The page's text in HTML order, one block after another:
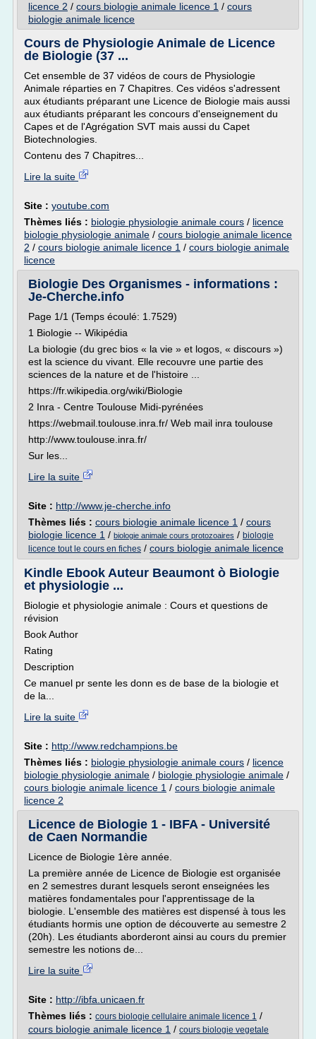
licence 2 / cours biologie animale licence 1 / cours
biologie animale licence
Cours de Physiologie Animale de Licence
de Biologie (37 ...
Cet ensemble de 37 vidéos de cours de Physiologie
Animale réparties en 7 Chapitres. Ces vidéos s'adressent
aux étudiants préparant une Licence de Biologie mais aussi
aux étudiants préparant les concours d'enseignement du
Capes et de l'Agrégation SVT mais aussi du Capet
Biotechnologies.
Contenu des 7 Chapitres...
Lire la suite
Site : youtube.com
Thèmes liés : biologie physiologie animale cours / licence
biologie physiologie animale / cours biologie animale licence
2 / cours biologie animale licence 1 / cours biologie animale
licence
Biologie Des Organismes - informations :
Je-Cherche.info
Page 1/1 (Temps écoulé: 1.7529)
1 Biologie -- Wikipédia
La biologie (du grec bios « la vie » et logos, « discours »)
est la science du vivant. Elle recouvre une partie des
sciences de la nature et de l'histoire ...
https://fr.wikipedia.org/wiki/Biologie
2 Inra - Centre Toulouse Midi-pyrénées
https://webmail.toulouse.inra.fr/ Web mail inra toulouse
http://www.toulouse.inra.fr/
Sur les...
Lire la suite
Site : http://www.je-cherche.info
Thèmes liés : cours biologie animale licence 1 / cours
biologie licence 1 / biologie animale cours protozoaires / biologie
licence tout le cours en fiches / cours biologie animale licence
Kindle Ebook Auteur Beaumont ò Biologie
et physiologie ...
Biologie et physiologie animale : Cours et questions de
révision
Book Author
Rating
Description
Ce manuel pr sente les donn es de base de la biologie et
de la...
Lire la suite
Site : http://www.redchampions.be
Thèmes liés : biologie physiologie animale cours / licence
biologie physiologie animale / biologie physiologie animale /
cours biologie animale licence 1 / cours biologie animale
licence 2
Licence de Biologie 1 - IBFA - Université
de Caen Normandie
Licence de Biologie 1ère année.
La première année de Licence de Biologie est organisée
en 2 semestres durant lesquels seront enseignées les
matières fondamentales pour l'apprentissage de la
biologie. L'ensemble des matières est dispensé à tous les
étudiants hormis une option de découverte au semestre 2
(20h). Les étudiants aborderont ainsi au cours du premier
semestre les notions de...
Lire la suite
Site : http://ibfa.unicaen.fr
Thèmes liés : cours biologie cellulaire animale licence 1 /
cours biologie animale licence 1 / cours biologie vegetale